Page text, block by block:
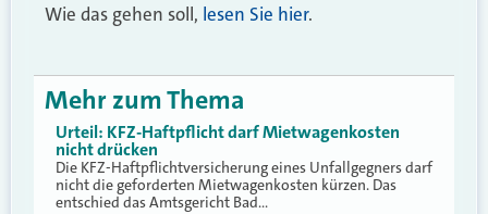
Wie das gehen soll, lesen Sie hier.
Mehr zum Thema
Urteil: KFZ-Haftpflicht darf Mietwagenkosten
nicht drücken
Die KFZ-Haftpflichtversicherung eines Unfallgegners darf
nicht die geforderten Mietwagenkosten kürzen. Das
entschied das Amtsgericht Bad…